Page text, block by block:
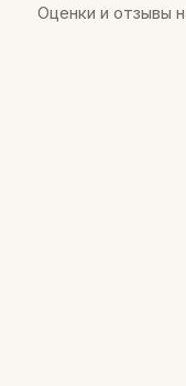
Оценки и отзывы